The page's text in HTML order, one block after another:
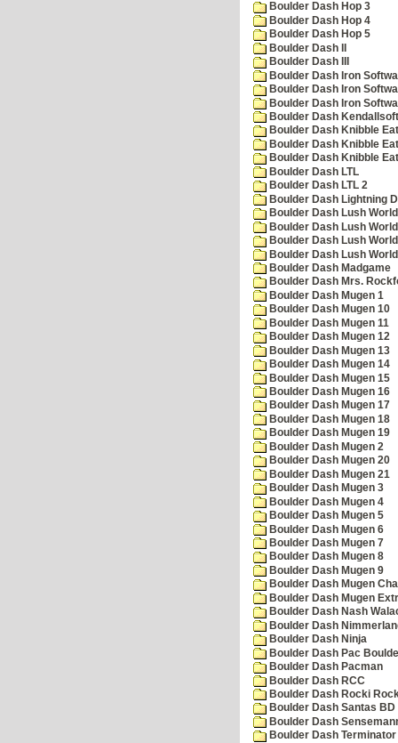
Boulder Dash Hop 3
Boulder Dash Hop 4
Boulder Dash Hop 5
Boulder Dash II
Boulder Dash III
Boulder Dash Iron
Boulder Dash Iron
Boulder Dash Iron
Boulder Dash
Boulder Dash Knibble
Boulder Dash Knibble
Boulder Dash Knibble
Boulder Dash LTL
Boulder Dash LTL 2
Boulder Dash Lightning
Boulder Dash Lush
Boulder Dash Lush
Boulder Dash Lush
Boulder Dash Lush
Boulder Dash Madgame
Boulder Dash Mrs.
Boulder Dash Mugen 1
Boulder Dash Mugen 10
Boulder Dash Mugen 11
Boulder Dash Mugen 12
Boulder Dash Mugen 13
Boulder Dash Mugen 14
Boulder Dash Mugen 15
Boulder Dash Mugen 16
Boulder Dash Mugen 17
Boulder Dash Mugen 18
Boulder Dash Mugen 19
Boulder Dash Mugen 2
Boulder Dash Mugen 20
Boulder Dash Mugen 21
Boulder Dash Mugen 3
Boulder Dash Mugen 4
Boulder Dash Mugen 5
Boulder Dash Mugen 6
Boulder Dash Mugen 7
Boulder Dash Mugen 8
Boulder Dash Mugen 9
Boulder Dash Mugen
Boulder Dash Mugen
Boulder Dash Nash
Boulder Dash
Boulder Dash Ninja
Boulder Dash Pac
Boulder Dash Pacman
Boulder Dash RCC
Boulder Dash Rocki
Boulder Dash Santas
Boulder Dash
Boulder Dash